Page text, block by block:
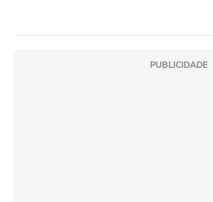
PUBLICIDADE